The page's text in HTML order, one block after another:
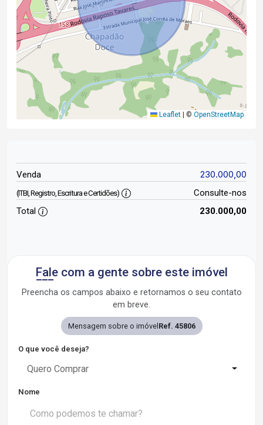
Leaflet | © OpenStreetMap
Venda 230.000,00
(ITBI, Registro, Escritura e Certidões)
Consulte-nos
Total
230.000,00
Fale com a gente sobre este imóvel
Preencha os campos abaixo e retornamos o seu contato
em breve.
Mensagem sobre o imóvelRef. 45806
O que você deseja?
Quero Comprar
Nome